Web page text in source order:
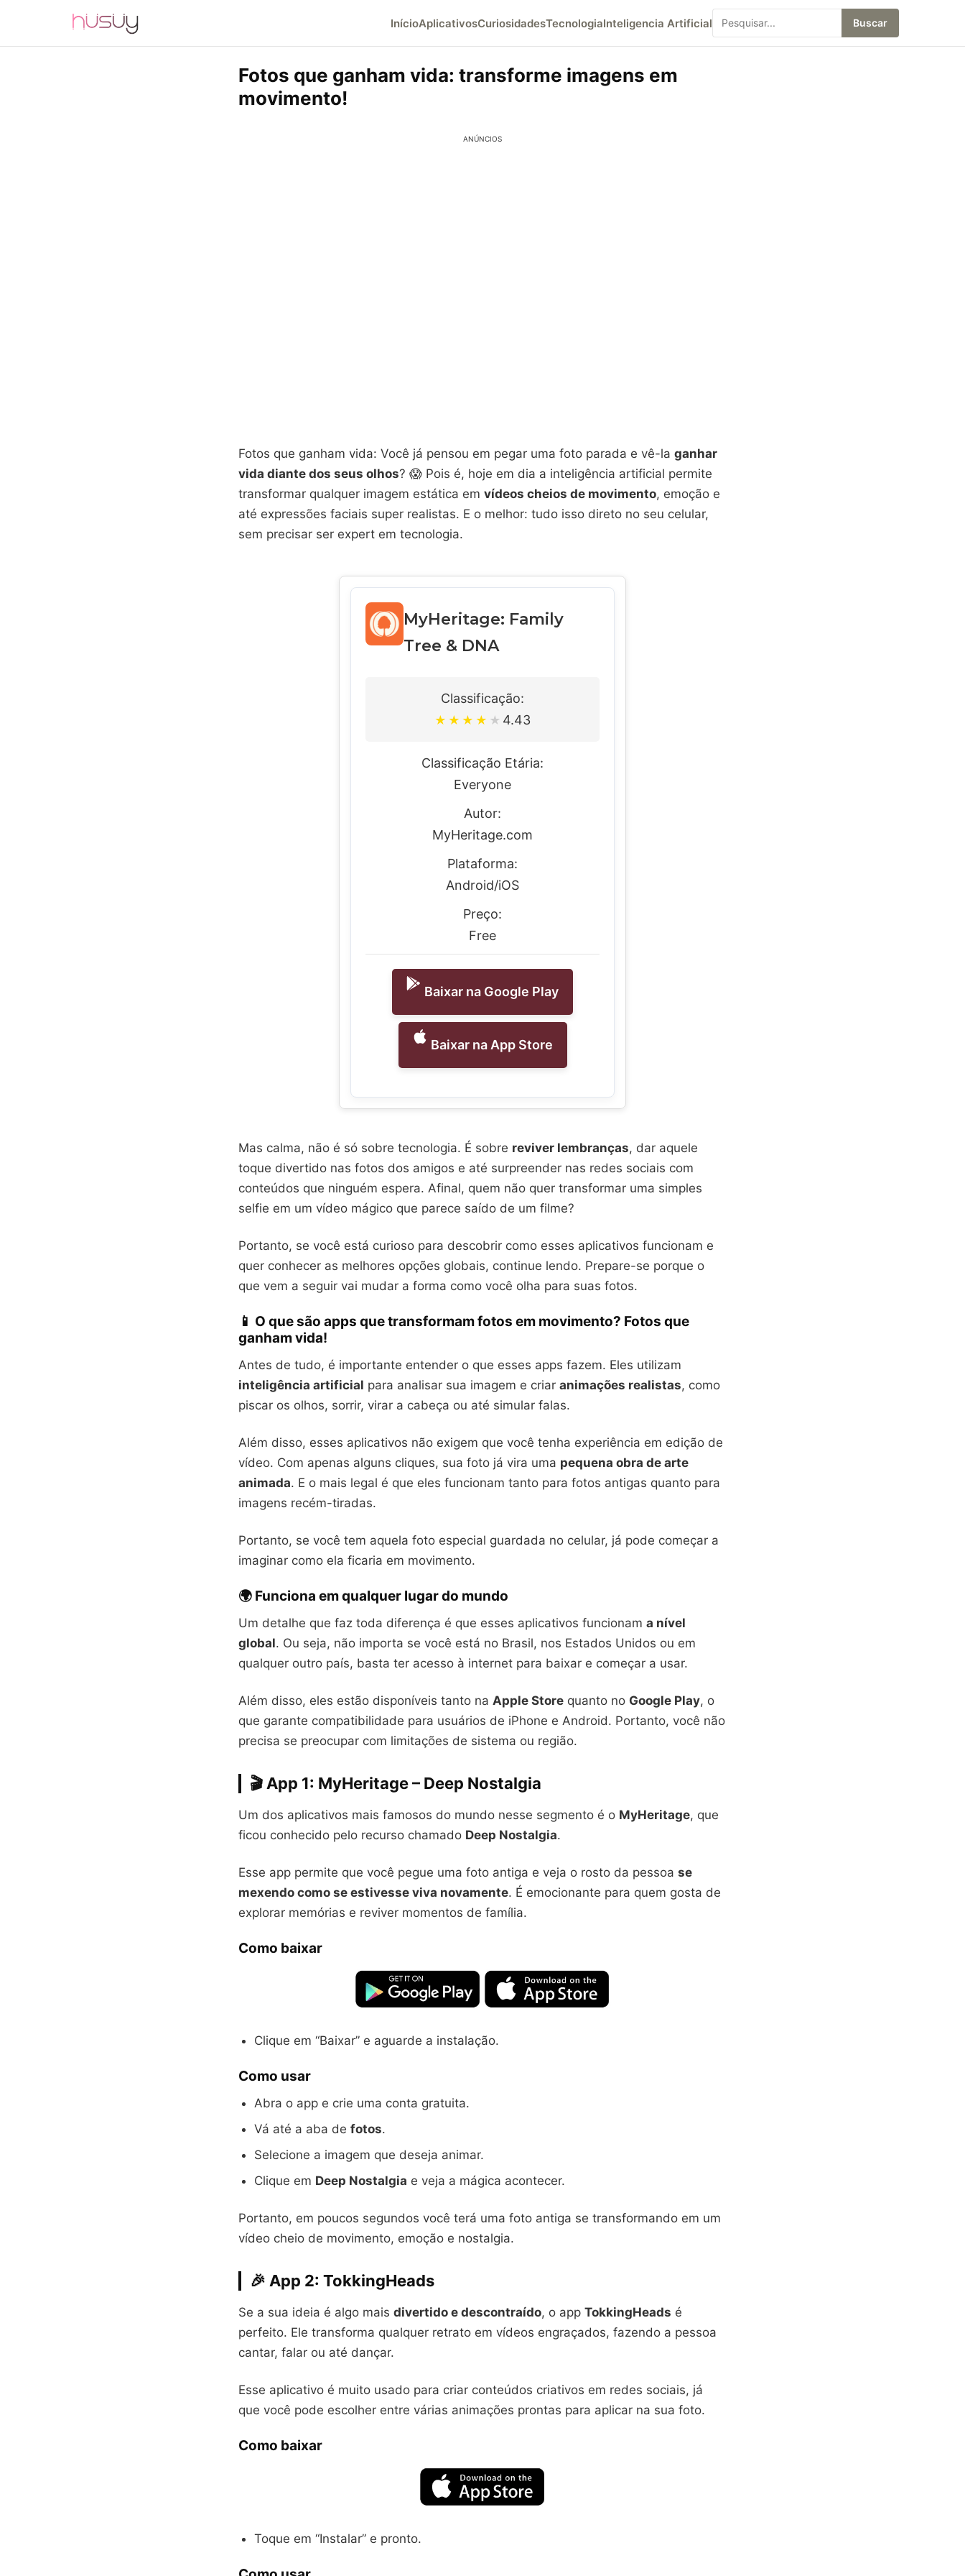
InícioAplicativosCuriosidadesTecnologiaInteligencia Artificial Buscar
Fotos que ganham vida: transforme imagens em
movimento!
ANÚNCIOS
Fotos que ganham vida: Você já pensou em pegar uma foto parada e vê-la ganhar
vida diante dos seus olhos? 😱 Pois é, hoje em dia a inteligência artificial permite
transformar qualquer imagem estática em vídeos cheios de movimento, emoção e
até expressões faciais super realistas. E o melhor: tudo isso direto no seu celular,
sem precisar ser expert em tecnologia.
MyHeritage: Family
Tree & DNA
Classificação:
★ ★ ★ ★ ★ 4.43
Classificação Etária:
Everyone
Autor:
MyHeritage.com
Plataforma:
Android/iOS
Preço:
Free
Baixar na Google Play
Baixar na App Store
Mas calma, não é só sobre tecnologia. É sobre reviver lembranças, dar aquele
toque divertido nas fotos dos amigos e até surpreender nas redes sociais com
conteúdos que ninguém espera. Afinal, quem não quer transformar uma simples
selfie em um vídeo mágico que parece saído de um filme?
Portanto, se você está curioso para descobrir como esses aplicativos funcionam e
quer conhecer as melhores opções globais, continue lendo. Prepare-se porque o
que vem a seguir vai mudar a forma como você olha para suas fotos.
📱 O que são apps que transformam fotos em movimento? Fotos que
ganham vida!
Antes de tudo, é importante entender o que esses apps fazem. Eles utilizam
inteligência artificial para analisar sua imagem e criar animações realistas, como
piscar os olhos, sorrir, virar a cabeça ou até simular falas.
Além disso, esses aplicativos não exigem que você tenha experiência em edição de
vídeo. Com apenas alguns cliques, sua foto já vira uma pequena obra de arte
animada. E o mais legal é que eles funcionam tanto para fotos antigas quanto para
imagens recém-tiradas.
Portanto, se você tem aquela foto especial guardada no celular, já pode começar a
imaginar como ela ficaria em movimento.
🌍 Funciona em qualquer lugar do mundo
Um detalhe que faz toda diferença é que esses aplicativos funcionam a nível
global. Ou seja, não importa se você está no Brasil, nos Estados Unidos ou em
qualquer outro país, basta ter acesso à internet para baixar e começar a usar.
Além disso, eles estão disponíveis tanto na Apple Store quanto no Google Play, o
que garante compatibilidade para usuários de iPhone e Android. Portanto, você não
precisa se preocupar com limitações de sistema ou região.
🎬 App 1: MyHeritage – Deep Nostalgia
Um dos aplicativos mais famosos do mundo nesse segmento é o MyHeritage, que
ficou conhecido pelo recurso chamado Deep Nostalgia.
Esse app permite que você pegue uma foto antiga e veja o rosto da pessoa se
mexendo como se estivesse viva novamente. É emocionante para quem gosta de
explorar memórias e reviver momentos de família.
Como baixar
Clique em “Baixar” e aguarde a instalação.
Como usar
Abra o app e crie uma conta gratuita.
Vá até a aba de fotos.
Selecione a imagem que deseja animar.
Clique em Deep Nostalgia e veja a mágica acontecer.
Portanto, em poucos segundos você terá uma foto antiga se transformando em um
vídeo cheio de movimento, emoção e nostalgia.
🎉 App 2: TokkingHeads
Se a sua ideia é algo mais divertido e descontraído, o app TokkingHeads é
perfeito. Ele transforma qualquer retrato em vídeos engraçados, fazendo a pessoa
cantar, falar ou até dançar.
Esse aplicativo é muito usado para criar conteúdos criativos em redes sociais, já
que você pode escolher entre várias animações prontas para aplicar na sua foto.
Como baixar
Toque em “Instalar” e pronto.